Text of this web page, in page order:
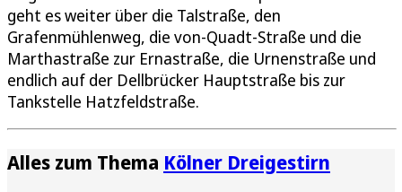
geht es weiter über die Talstraße, den
Grafenmühlenweg, die von-Quadt-Straße und die
Marthastraße zur Ernastraße, die Urnenstraße und
endlich auf der Dellbrücker Hauptstraße bis zur
Tankstelle Hatzfeldstraße.
Alles zum Thema Kölner Dreigestirn